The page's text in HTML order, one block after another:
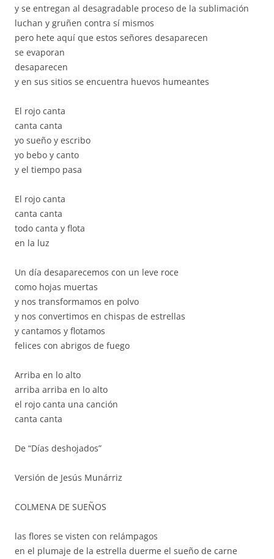
y se entregan al desagradable proceso de la sublimación
luchan y gruñen contra sí mismos
pero hete aquí que estos señores desaparecen
se evaporan
desaparecen
y en sus sitios se encuentra huevos humeantes
El rojo canta
canta canta
yo sueño y escribo
yo bebo y canto
y el tiempo pasa
El rojo canta
canta canta
todo canta y flota
en la luz
Un día desaparecemos con un leve roce
como hojas muertas
y nos transformamos en polvo
y nos convertimos en chispas de estrellas
y cantamos y flotamos
felices con abrigos de fuego
Arriba en lo alto
arriba arriba en lo alto
el rojo canta una canción
canta canta
De “Días deshojados”
Versión de Jesús Munárriz
COLMENA DE SUEÑOS
las flores se visten con relámpagos
en el plumaje de la estrella duerme el sueño de carne